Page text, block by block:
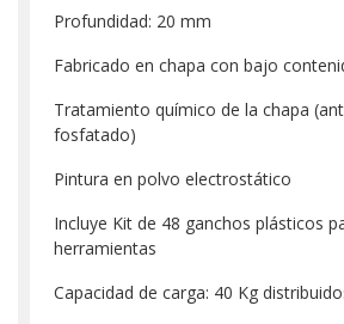
Profundidad: 20 mm
Fabricado en chapa con bajo
Tratamiento químico de la chapa
fosfatado)
Pintura en polvo electrostático
Incluye Kit de 48 ganchos plásticos
herramientas
Capacidad de carga: 40 Kg